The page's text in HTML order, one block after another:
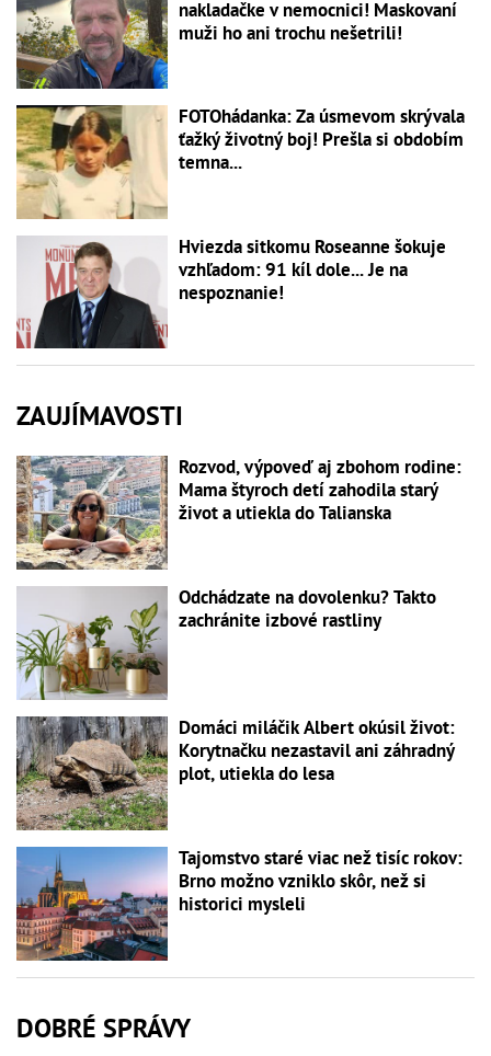
nakladačke v nemocnici! Maskovaní
muži ho ani trochu nešetrili!
FOTOhádanka: Za úsmevom skrývala
ťažký životný boj! Prešla si obdobím
temna...
Hviezda sitkomu Roseanne šokuje
vzhľadom: 91 kíl dole... Je na
nespoznanie!
ZAUJÍMAVOSTI
Rozvod, výpoveď aj zbohom rodine:
Mama štyroch detí zahodila starý
život a utiekla do Talianska
Odchádzate na dovolenku? Takto
zachránite izbové rastliny
Domáci miláčik Albert okúsil život:
Korytnačku nezastavil ani záhradný
plot, utiekla do lesa
Tajomstvo staré viac než tisíc rokov:
Brno možno vzniklo skôr, než si
historici mysleli
DOBRÉ SPRÁVY